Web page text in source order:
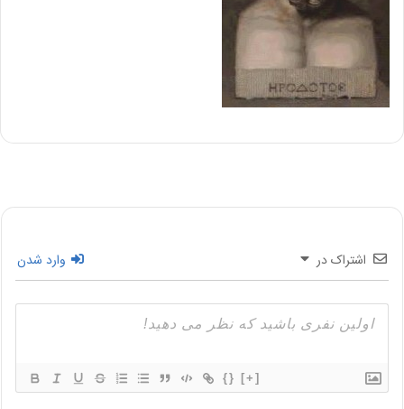
اشتراک در وارد شدن
{} [+]